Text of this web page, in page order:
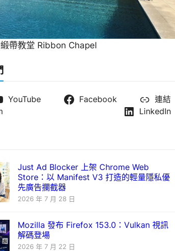
緞帶教堂 Ribbon Chapel
YouTube Facebook
連結
LinkedIn
Just Ad Blocker 上架 Chrome Web
Store：以 Manifest V3 打造的輕量隱私優
先廣告攔截器
2026 年 7 月 28 日
Mozilla 發布 Firefox 153.0：Vulkan 視訊
解碼登場
2026 年 7 月 22 日